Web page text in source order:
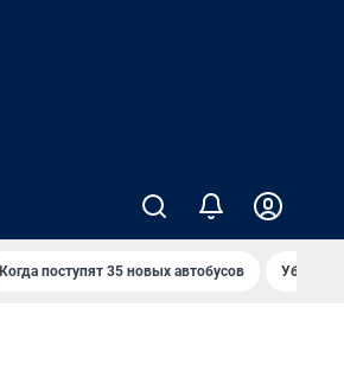
Когда поступят 35 новых автобусов Убийца